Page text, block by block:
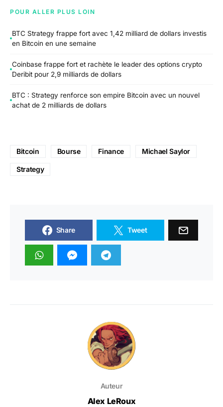
POUR ALLER PLUS LOIN
BTC Strategy frappe fort avec 1,42 milliard de dollars investis
en Bitcoin en une semaine
Coinbase frappe fort et rachète le leader des options crypto
Deribit pour 2,9 milliards de dollars
BTC : Strategy renforce son empire Bitcoin avec un nouvel
achat de 2 milliards de dollars
Bitcoin Bourse Finance Michael Saylor
Strategy
Share Tweet
Auteur
Alex LeRoux